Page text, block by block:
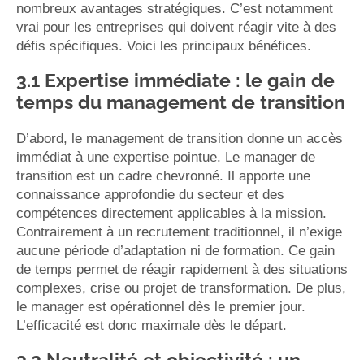
nombreux avantages stratégiques. C’est notamment
vrai pour les entreprises qui doivent réagir vite à des
défis spécifiques. Voici les principaux bénéfices.
3.1 Expertise immédiate : le gain de
temps du management de transition
D’abord, le management de transition donne un accès
immédiat à une expertise pointue. Le manager de
transition est un cadre chevronné. Il apporte une
connaissance approfondie du secteur et des
compétences directement applicables à la mission.
Contrairement à un recrutement traditionnel, il n’exige
aucune période d’adaptation ni de formation. Ce gain
de temps permet de réagir rapidement à des situations
complexes, crise ou projet de transformation. De plus,
le manager est opérationnel dès le premier jour.
L’efficacité est donc maximale dès le départ.